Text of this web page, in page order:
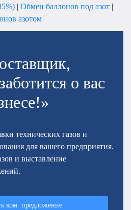
| Обмен баллонов под азот |
азотом
о вас
технических газов и
для вашего предприятия.
и выставление
ком. предложение